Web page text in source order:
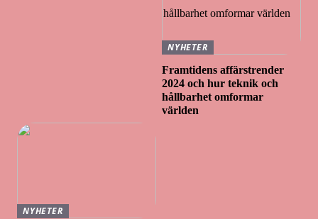
NYHETER
Framtidens affärstrender
2024 och hur teknik och
hållbarhet omformar
världen
NYHETER